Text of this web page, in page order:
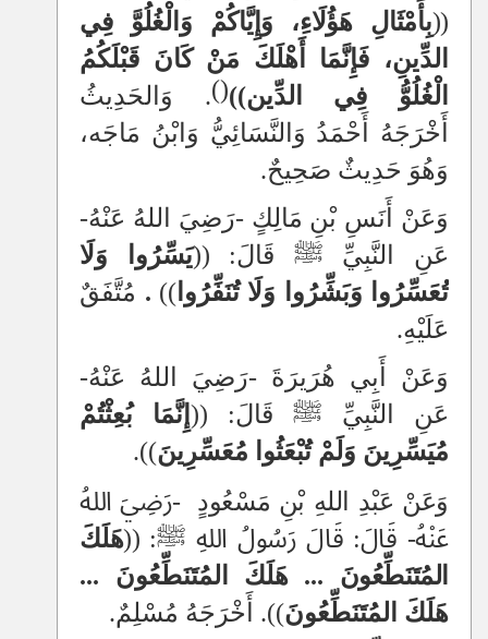
((بِأَمْثَالِ هَؤُلَاءِ، وَإِيَّاكُمْ وَالْغُلُوَّ فِي
الدِّينِ، فَإِنَّمَا أَهْلَكَ مَنْ كَانَ قَبْلَكُمُ
الْغُلُوُّ فِي الدِّين))(). وَالحَدِيثُ
أَخْرَجَهُ أَحْمَدُ وَالنَّسَائِيُّ وَابْنُ مَاجَه،
وَهُوَ حَدِيثٌ صَحِيحٌ.
وَعَنْ أَنَسِ بْنِ مَالِكٍ -رَضِيَ اللهُ عَنْهُ-
عَنِ النَّبِيِّ ﷺ قَالَ: ((يَسِّرُوا وَلَا
تُعَسِّرُوا وَبَشِّرُوا وَلَا تُنَفِّرُوا ))
. مُتَّفَقٌ
عَلَيْهِ.
وَعَنْ أَبِي هُرَيرَةَ -رَضِيَ اللهُ عَنْهُ-
عَنِ النَّبِيِّ ﷺ قَالَ: ((إِنَّمَا بُعِثْتُمْ
مُيَسِّرِينَ وَلَمْ تُبْعَثُوا مُعَسِّرِينَ))
.
وَعَنْ عَبْدِ اللهِ بْنِ مَسْعُودٍ
-رَضِيَ اللهُ
عَنْهُ- قَالَ: قَالَ رَسُولُ اللهِ ﷺ: ((هَلَكَ
المُتَنَطِّعُونَ ... هَلَكَ المُتَنَطِّعُونَ ...
هَلَكَ المُتَنَطِّعُونَ)). أَخْرَجَهُ مُسْلِمٌ.